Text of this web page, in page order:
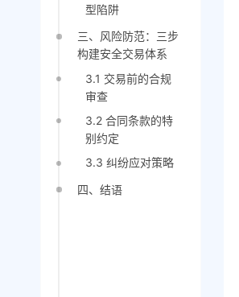
型陷阱
三、风险防范：三步
构建安全交易体系
3.1 交易前的合规
审查
3.2 合同条款的特
别约定
3.3 纠纷应对策略
四、结语